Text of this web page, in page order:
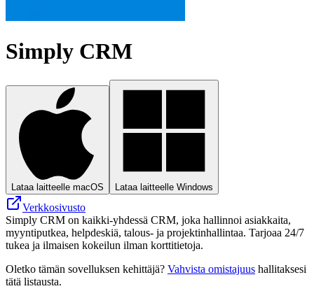
Simply CRM
Lataa laitteelle macOS Lataa laitteelle Windows
Verkkosivusto
Simply CRM on kaikki-yhdessä CRM, joka hallinnoi asiakkaita,
myyntiputkea, helpdeskiä, talous- ja projektinhallintaa. Tarjoaa 24/7
tukea ja ilmaisen kokeilun ilman korttitietoja.
Oletko tämän sovelluksen kehittäjä? Vahvista omistajuus hallitaksesi
tätä listausta.